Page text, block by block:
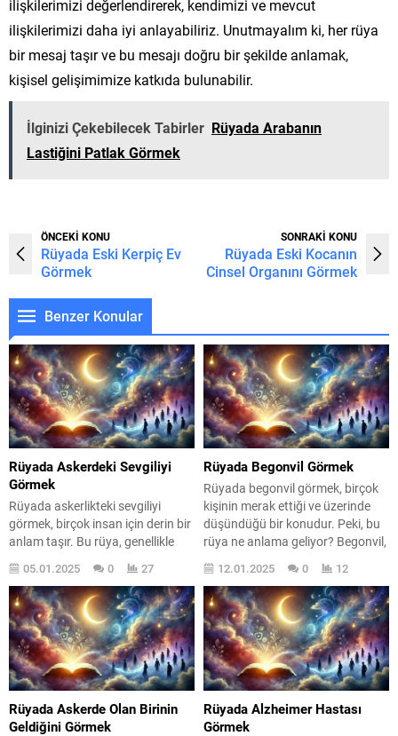
ilişkilerimizi değerlendirerek, kendimizi ve mevcut
ilişkilerimizi daha iyi anlayabiliriz. Unutmayalım ki, her rüya
bir mesaj taşır ve bu mesajı doğru bir şekilde anlamak,
kişisel gelişimimize katkıda bulunabilir.
İlginizi Çekebilecek Tabirler Rüyada Arabanın
Lastiğini Patlak Görmek
ÖNCEKİ KONU
Rüyada Eski Kerpiç Ev
Görmek
SONRAKİ KONU
Rüyada Eski Kocanın
Cinsel Organını Görmek
Benzer Konular
Rüyada Askerdeki Sevgiliyi
Görmek
Rüyada askerlikteki sevgiliyi
görmek, birçok insan için derin bir
anlam taşır. Bu rüya, genellikle
kişinin içsel duygularını,
özlemlerini ve belirsizliklerini
yansıtır. Askerde olan bir sevgili,
uzaklık ve özlem duygularını
beraberinde getirirken, aynı
zamanda kaygı ve belirsizlik
hissini de tetikler. Böyle bir rüya
gören kişi, sevdiğiyle olan ilişkisini
sorgulayabilir ve bu...
05.01.2025 0 27
Rüyada Begonvil Görmek
Rüyada begonvil görmek, birçok
kişinin merak ettiği ve üzerinde
düşündüğü bir konudur. Peki, bu
rüya ne anlama geliyor? Begonvil,
genellikle güzellik ve zarafet ile
ilişkilendirilir. Rüyada bu çiçeği
görmek, kişinin hayatında olumlu
değişikliklerin habercisi olabilir. Bu
yazıda, rüyada begonvil görmenin
anlamlarını, sembolik yorumlarını
ve rüya sahiplerinin hissettiği
duyguları derinlemesine
inceleyeceğiz....
12.01.2025 0 12
Rüyada Askerde Olan Birinin
Geldiğini Görmek
Rüyada Alzheimer Hastası
Görmek